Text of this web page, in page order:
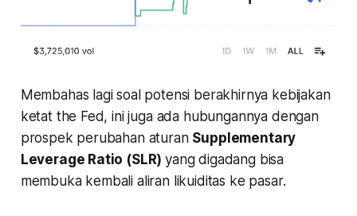
Membahas lagi soal potensi berakhirnya kebijakan
ketat the Fed, ini juga ada hubungannya dengan
prospek perubahan aturan Supplementary
Leverage Ratio (SLR)yang digadang bisa
membuka kembali aliran likuiditas ke pasar.